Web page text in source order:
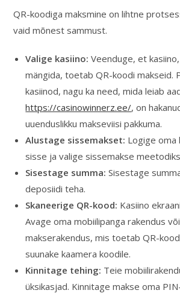
QR-koodiga maksmine on lihtne
vaid mõnest sammust.
Valige kasiino: Veenduge, et
mängida, toetab QR-koodi makseid.
kasiinod, nagu ka need, mida leiab
https://casinowinnerz.ee/, on
uuenduslikku makseviisi pakkuma.
Alustage sissemakset: Logige oma
sisse ja valige sissemakse
Sisestage summa: Sisestage
deposiidi teha.
Skaneerige QR-kood: Kasiino
Avage oma mobiilipanga rakendus
makserakendus, mis toetab QR-
suunake kaamera koodile.
Kinnitage tehing: Teie
üksikasjad. Kinnitage makse oma